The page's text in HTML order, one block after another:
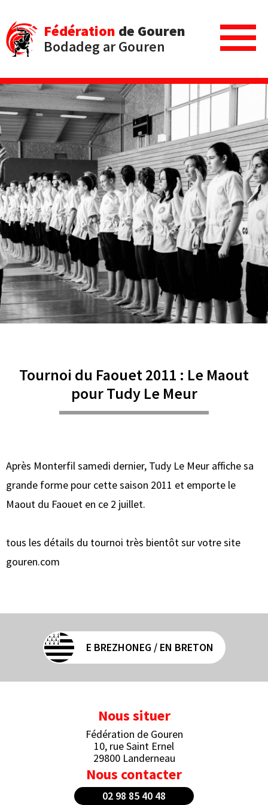
Fédération de Gouren
Bodadeg ar Gouren
Tournoi du Faouet 2011 : Le Maout
pour Tudy Le Meur
Après Monterfil samedi dernier, Tudy Le Meur affiche sa
grande forme pour cette saison 2011 et emporte le
Maout du Faouet en ce 2 juillet.
tous les détails du tournoi très bientôt sur votre site
gouren.com
E BREZHONEG / EN BRETON
Nous situer
Fédération de Gouren
10, rue Saint Ernel
29800 Landerneau
Nous contacter
02 98 85 40 48